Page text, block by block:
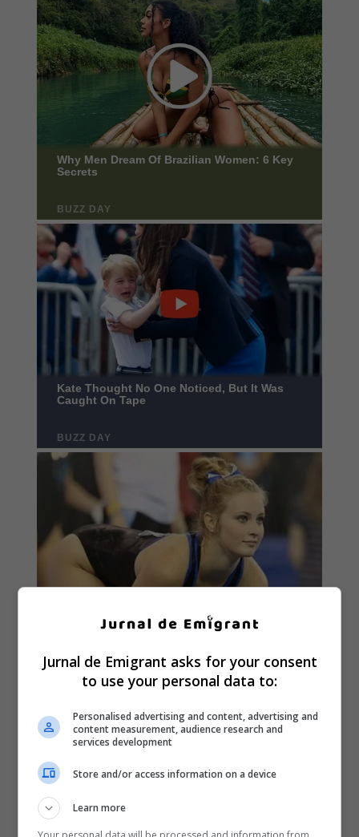
Jurnal de Emigrant asks for your consent
to use your personal data to:
Personalised advertising and content, advertising and
content measurement, audience research and
services development
Store and/or access information on a device
Learn more